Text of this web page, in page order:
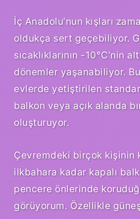
İç Anadolu’nun kışları
oldukça sert geçebiliyor.
sıcaklıklarının -10°C’nin
dönemler yaşanabiliyor.
evlerde yetiştirilen
balkon veya açık alanda
oluşturuyor.
Çevremdeki birçok kişinin
ilkbahara kadar kapalı
pencere önlerinde
görüyorum. Özellikle